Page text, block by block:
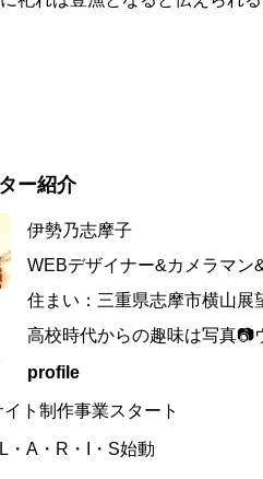
ー紹介
伊勢乃志摩子
WEBデザイナー&カメラマン
住まい：三重県志摩市横山展
高校時代からの趣味は写真📷
profile
ト制作事業スタート
A・R・I・S始動